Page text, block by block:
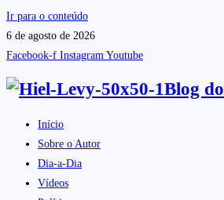
Ir para o conteúdo
6 de agosto de 2026
Facebook-f Instagram Youtube
Blog do
Início
Sobre o Autor
Dia-a-Dia
Vídeos